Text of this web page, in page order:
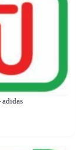
เท้าผ้าใบ - adidas